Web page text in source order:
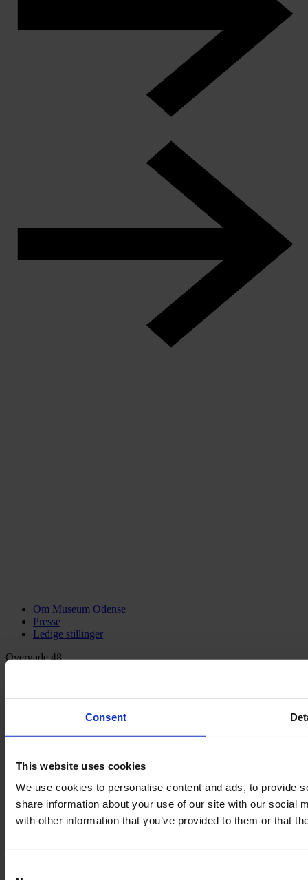
Consent
This website uses cookies
We use cookies to personalise content and ads, to provide
share information about your use of our site with our social
with other information that you’ve provided to them or that
Om Museum Odense
Presse
Ledige stillinger
Overgade 48
Telefon:(+45) 31 25 80 80
Fredag: 9.30-12.00
CVR-nr.: 39156040
EAN nr. 5790002433825